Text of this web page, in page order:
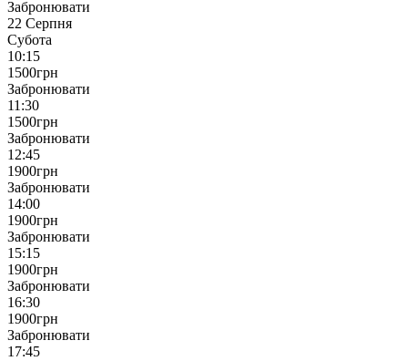
Забронювати
22 Серпня
Субота
10:15
1500грн
Забронювати
11:30
1500грн
Забронювати
12:45
1900грн
Забронювати
14:00
1900грн
Забронювати
15:15
1900грн
Забронювати
16:30
1900грн
Забронювати
17:45